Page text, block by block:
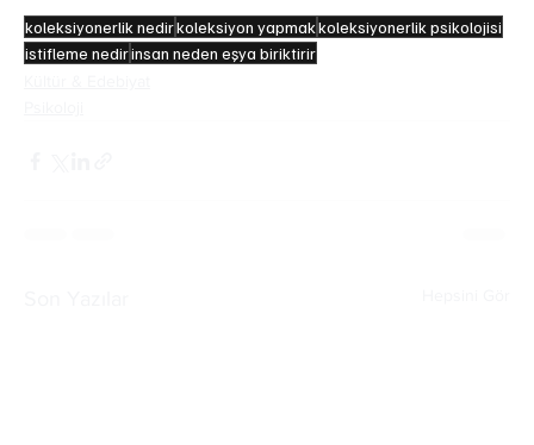
koleksiyonerlik nedirkoleksiyon yapmakkoleksiyonerlik psikolojisi
istifleme nedirinsan neden eşya biriktirir